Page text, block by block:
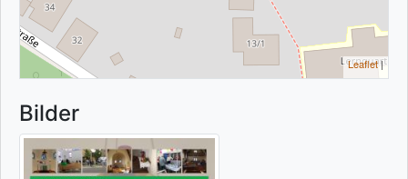
Leaflet|
Bilder